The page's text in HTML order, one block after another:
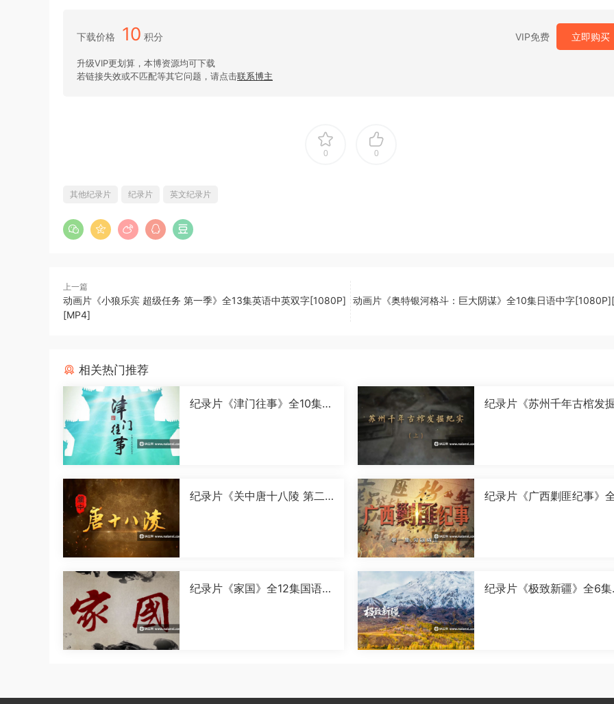
下载价格 10 积分 VIP免费 立即购买
升级VIP更划算，本博资源均可下载
若链接失效或不匹配等其它问题，请点击联系博主
0 0
其他纪录片 纪录片 英文纪录片
上一篇
动画片《小狼乐宾 超级任务 第一季》全13集英语中英双字[1080P]
[MP4]
动画片《奥特银河格斗：巨大阴谋》全10集日语中字
相关热门推荐
纪录片《津门往事》全10集国
纪录片《苏州千年古棺发
纪录片《关中唐十八陵 第二
纪录片《广西剿匪纪事》
纪录片《家国》全12集国语中
纪录片《极致新疆》全6